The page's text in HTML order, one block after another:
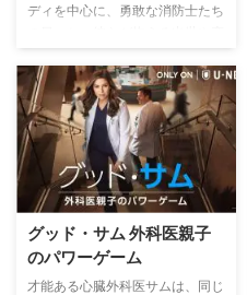
ディを中心に、勇敢な消防士たち
愛など様々な感情を描く。グレ
イ・スローン・メモリアル病院で
麻酔医から外科医となったベン・
ウォーレンは、新米消防士として
第二のキャリアをスタートしよう
としていた。
グッド・サム 外科医親子
のパワーゲーム
才能ある心臓外科医サムは、同じ